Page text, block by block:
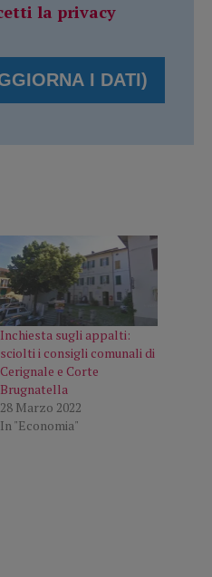
la privacy
Inchiesta sugli appalti:
sciolti i consigli comunali di
Cerignale e Corte
Brugnatella
28 Marzo 2022
In "Economia"